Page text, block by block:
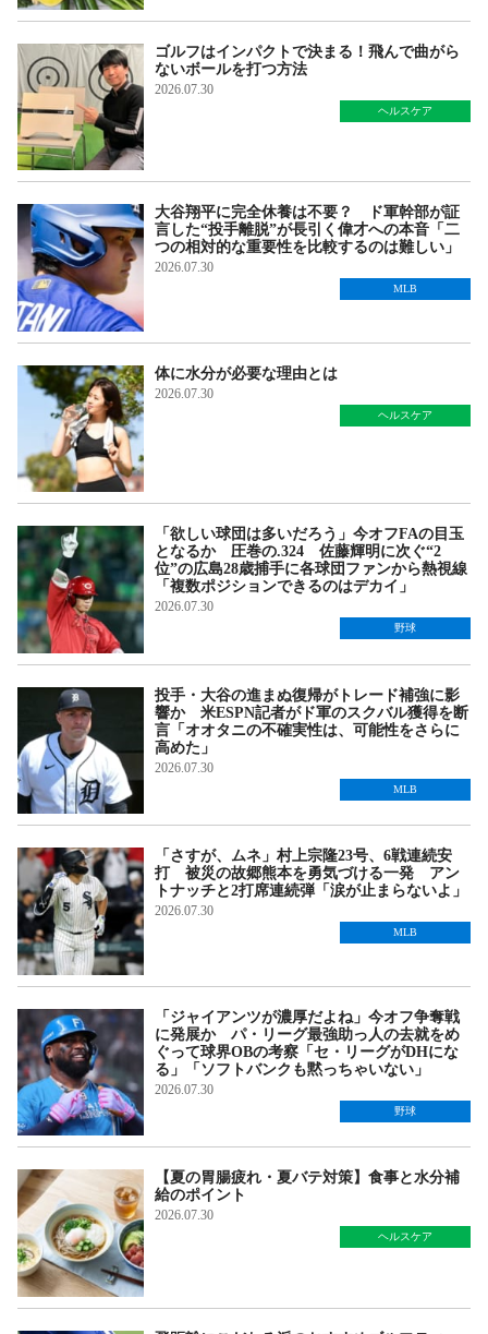
ゴルフはインパクトで決まる！飛んで曲がら
ないボールを打つ方法
2026.07.30
ヘルスケア
大谷翔平に完全休養は不要？ ド軍幹部が証
言した“投手離脱”が長引く偉才への本音「二
つの相対的な重要性を比較するのは難しい」
2026.07.30
MLB
体に水分が必要な理由とは
2026.07.30
ヘルスケア
「欲しい球団は多いだろう」今オフFAの目玉
となるか 圧巻の.324 佐藤輝明に次ぐ“2
位”の広島28歳捕手に各球団ファンから熱視線
「複数ポジションできるのはデカイ」
2026.07.30
野球
投手・大谷の進まぬ復帰がトレード補強に影
響か 米ESPN記者がド軍のスクバル獲得を断
言「オオタニの不確実性は、可能性をさらに
高めた」
2026.07.30
MLB
「さすが、ムネ」村上宗隆23号、6戦連続安
打 被災の故郷熊本を勇気づける一発 アン
トナッチと2打席連続弾「涙が止まらないよ」
2026.07.30
MLB
「ジャイアンツが濃厚だよね」今オフ争奪戦
に発展か パ・リーグ最強助っ人の去就をめ
ぐって球界OBの考察「セ・リーグがDHにな
る」「ソフトバンクも黙っちゃいない」
2026.07.30
野球
【夏の胃腸疲れ・夏バテ対策】食事と水分補
給のポイント
2026.07.30
ヘルスケア